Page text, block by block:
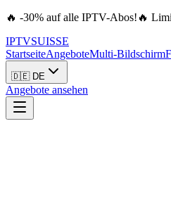
🔥 -30% auf alle IPTV-Abos! 🔥
IPTVSUISSE
StartseiteAngeboteMulti-Bildschirm
🇩🇪 DE
Angebote ansehen